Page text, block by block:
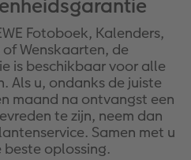
myPhotos
Fotoboek, Kalenders,
Wenskaarten, de
is beschikbaar voor alle
Als u, ondanks de juiste
maand na ontvangst een
te zijn, neem dan
Samen met u
beste oplossing.